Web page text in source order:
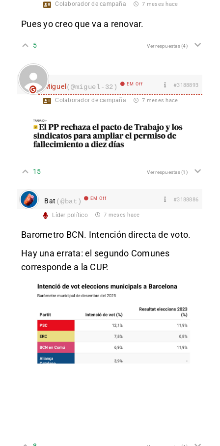
Colaborador de campaña 7 meses hace
Pues yo creo que va a renovar.
5 Ver respuestas(4)
Miguel(@miguel-32) EM Off #3188893
Colaborador de campaña 7 meses hace
15 Ver respuestas(1)
Bat (@bat) EM Off #3188886
Líder político 7 meses hace
Barometro BCN. Intención directa de voto.
Hay una errata: el segundo Comunes
corresponde a la CUP.